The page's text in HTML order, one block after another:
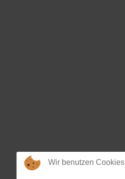
Wir benutzen Cookies